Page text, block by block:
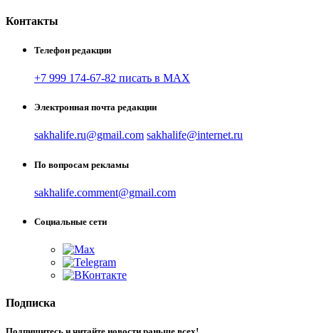
Контакты
Телефон редакции
+7 999 174-67-82 писать в MAX
Электронная почта редакции
sakhalife.ru@gmail.com sakhalife@internet.ru
По вопросам рекламы
sakhalife.comment@gmail.com
Социальные сети
Подписка